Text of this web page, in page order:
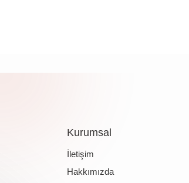
Kurumsal
İletişim
Hakkımızda